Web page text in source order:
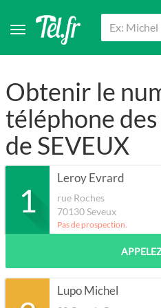
Obtenir le
téléphone
de SEVEUX
1
Leroy Evrard
rue Roches
70130Seveux
Pas de prospection.
Lupo Michel